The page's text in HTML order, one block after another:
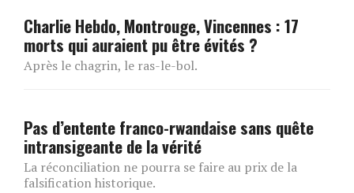
Charlie Hebdo, Montrouge, Vincennes : 17
morts qui auraient pu être évités ?
Après le chagrin, le ras-le-bol.
Pas d’entente franco-rwandaise sans quête
intransigeante de la vérité
La réconciliation ne pourra se faire au prix de la
falsification historique.